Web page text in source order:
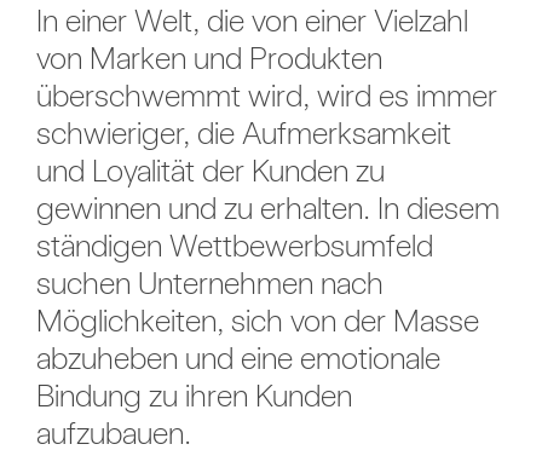
In einer Welt, die von einer Vielzahl
von Marken und Produkten
überschwemmt wird, wird es immer
schwieriger, die Aufmerksamkeit
und Loyalität der Kunden zu
gewinnen und zu erhalten. In diesem
ständigen Wettbewerbsumfeld
suchen Unternehmen nach
Möglichkeiten, sich von der Masse
abzuheben und eine emotionale
Bindung zu ihren Kunden
aufzubauen.